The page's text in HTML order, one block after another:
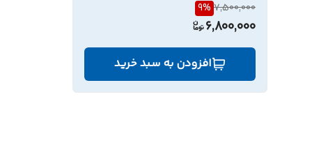
7,500,000
9%
6,800,000
افزودن به سبد خرید